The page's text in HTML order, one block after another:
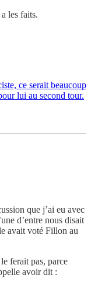
les faits.
ce serait beaucoup
lui au second tour.
que j’ai eu avec
d’entre nous disait
avait voté Fillon au
ferait pas, parce
avoir dit :